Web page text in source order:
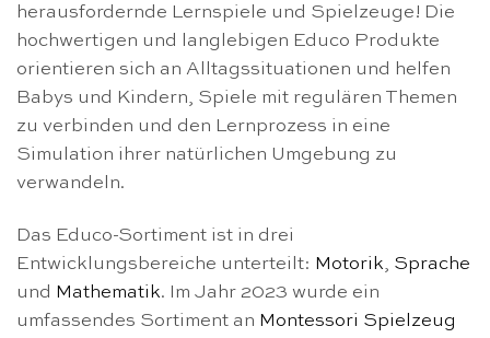
herausfordernde Lernspiele und Spielzeuge! Die
hochwertigen und langlebigen Educo Produkte
orientieren sich an Alltagssituationen und helfen
Babys und Kindern, Spiele mit regulären Themen
zu verbinden und den Lernprozess in eine
Simulation ihrer natürlichen Umgebung zu
verwandeln.
Das Educo-Sortiment ist in drei
Entwicklungsbereiche unterteilt: Motorik, Sprache
und Mathematik. Im Jahr 2023 wurde ein
umfassendes Sortiment an Montessori Spielzeug